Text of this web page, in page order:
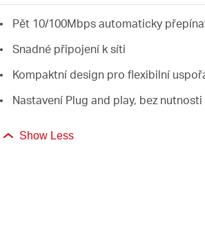
Pět 10/100Mbps automaticky
Snadné připojení k síti
Kompaktní design pro flexibilní
Nastavení Plug and play, bez
Show Less